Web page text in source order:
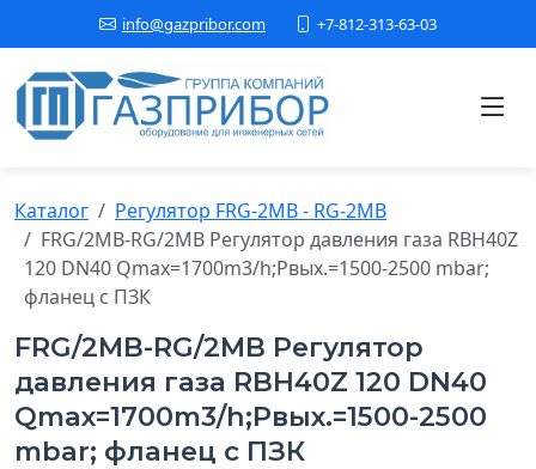
info@gazpribor.com +7-812-313-63-03
Каталог
Регулятор FRG-2MB - RG-2MB
FRG/2MB-RG/2MB Регулятор давления газа RBH40Z
120 DN40 Qmax=1700m3/h;Pвых.=1500-2500 mbar;
фланец с ПЗК
FRG/2MB-RG/2MB Регулятор
давления газа RBH40Z 120 DN40
Qmax=1700m3/h;Pвых.=1500-2500
mbar; фланец с ПЗК